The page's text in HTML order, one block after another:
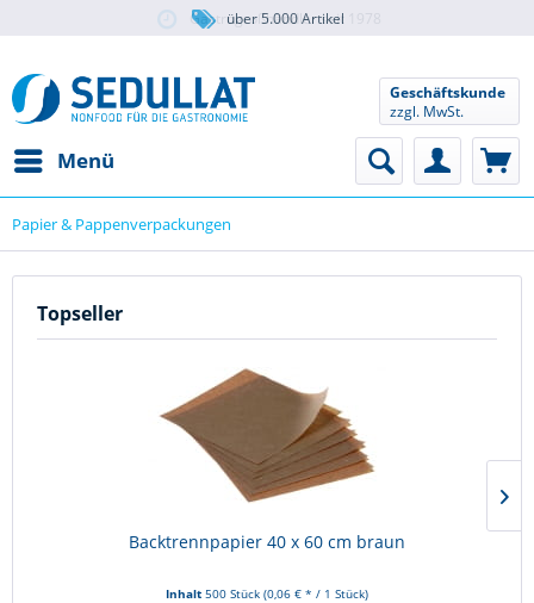
Gastrogroßhändler seit 1978
über 5.000 Artikel
Menü
Geschäftskunde
zzgl. MwSt.
Papier & Pappenverpackungen
Topseller
Backtrennpapier 40 x 60 cm braun
Inhalt 500 Stück (0,06 € * / 1 Stück)